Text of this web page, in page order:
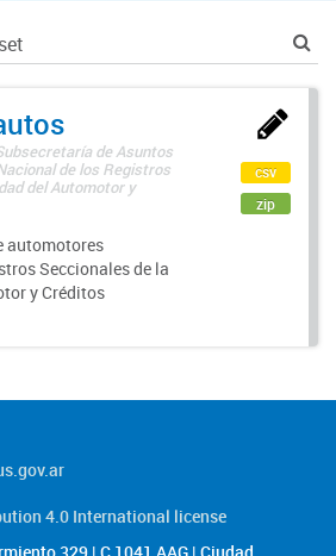
de Asuntos
de los Registros
del Automotor y
automotores
Seccionales de la
y Créditos
csv
zip
4.0 International license